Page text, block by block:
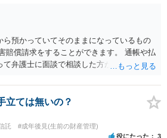
ら預かっていてそのままになっているもの
賠償請求をすることができます。 通帳や払
て弁護士に面談で相談した方がよいと思い
立ては無いの？
託 #成年後見(生前の財産管理)
役にたった 3